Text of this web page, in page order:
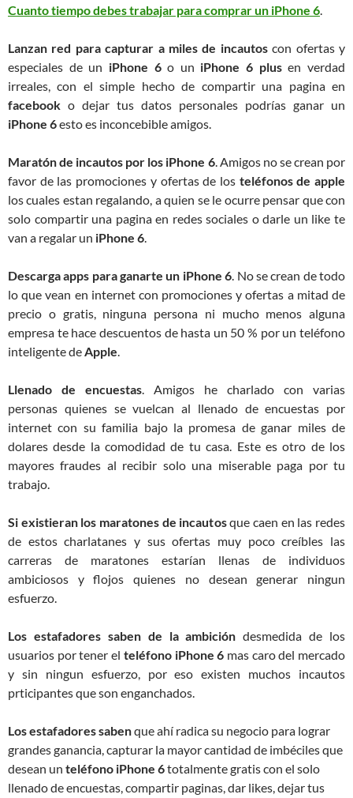
Cuanto tiempo debes trabajar para comprar un iPhone 6.
Lanzan red para capturar a miles de incautoscon ofertas y
especiales de un iPhone 6o un iPhone 6 plusen verdad
irreales, con el simple hecho de compartir una pagina en
facebook o dejar tus datos personales podrías ganar un
iPhone 6esto es inconcebible amigos.
Maratón de incautos por los iPhone 6. Amigos no se crean por
favor de las promociones y ofertas de los teléfonos de apple
los cuales estan regalando, a quien se le ocurre pensar que con
solo compartir una pagina en redes sociales o darle un like te
van a regalar un iPhone 6.
Descarga apps para ganarte un iPhone 6. No se crean de todo
lo que vean en internet con promociones y ofertas a mitad de
precio o gratis, ninguna persona ni mucho menos alguna
empresa te hace descuentos de hasta un 50 % por un teléfono
inteligente deApple.
Llenado de encuestas. Amigos he charlado con varias
personas quienes se vuelcan al llenado de encuestas por
internet con su familia bajo la promesa de ganar miles de
dolares desde la comodidad de tu casa. Este es otro de los
mayores fraudes al recibir solo una miserable paga por tu
trabajo.
Si existieran los maratones de incautosque caen en las redes
de estos charlatanes y sus ofertas muy poco creíbles las
carreras de maratones estarían llenas de individuos
ambiciosos y flojos quienes no desean generar ningun
esfuerzo.
Los estafadores saben de la ambición desmedida de los
usuarios por tener el teléfono iPhone 6 mas caro del mercado
y sin ningun esfuerzo, por eso existen muchos incautos
prticipantes que son enganchados.
Los estafadores sabenque ahí radica su negocio para lograr
grandes ganancia, capturar la mayor cantidad de imbéciles que
desean un teléfono iPhone 6totalmente gratis con el solo
llenado de encuestas, compartir paginas, dar likes, dejar tus